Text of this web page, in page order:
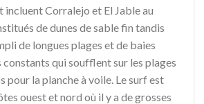
incluent Corralejo et El Jable au
de dunes de sable fin tandis
de longues plages et de baies
constants qui soufflent sur les plages
pour la planche à voile. Le surf est
ouest et nord où il y a de grosses